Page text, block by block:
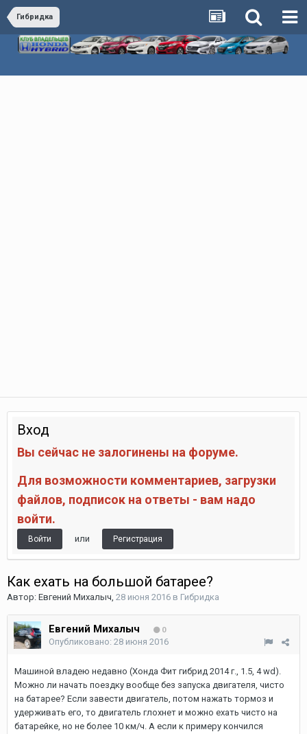
Гибридка
Вход
Вы сейчас не залогинены на форуме.
Для возможности комментариев, загрузки
файлов, подписок на ответы - вам надо
войти.
Войти или Регистрация
Как ехать на большой батарее?
Автор: Евгений Михалыч, 28 июня 2016 в Гибридка
Евгений Михалыч 0
Опубликовано: 28 июня 2016
Машиной владею недавно (Хонда Фит гибрид 2014 г., 1.5, 4 wd).
Можно ли начать поездку вообще без запуска двигателя, чисто
на батарее? Если завести двигатель, потом нажать тормоз и
удерживать его, то двигатель глохнет и можно ехать чисто на
батарейке, но не более 10 км/ч. А если к примеру кончился